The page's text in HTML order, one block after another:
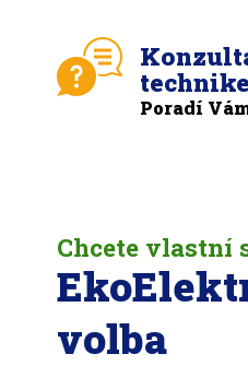
Poradí
Chcete vlastní
volba